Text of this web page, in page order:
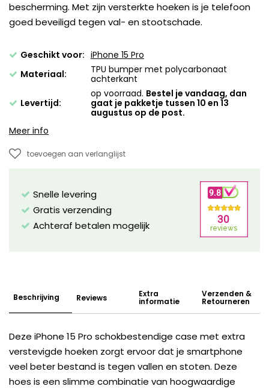
bescherming. Met zijn versterkte hoeken is je telefoon
goed beveiligd tegen val- en stootschade.
Geschikt voor: iPhone 15 Pro
Materiaal:
TPU bumper met polycarbonaat
achterkant
Levertijd:
op voorraad. Bestel je vandaag, dan
gaat je pakketje tussen 10 en 13
augustus op de post.
Meer info
toevoegen aan verlanglijst
Snelle levering
Gratis verzending
Achteraf betalen mogelijk
Beschrijving Reviews Extra
informatie
Verzenden &
Retourneren
Deze iPhone 15 Pro schokbestendige case met extra
verstevigde hoeken zorgt ervoor dat je smartphone
veel beter bestand is tegen vallen en stoten. Deze
hoes is een slimme combinatie van hoogwaardige